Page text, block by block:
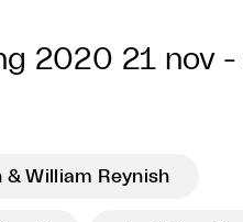
2020 21 nov
& William Reynish